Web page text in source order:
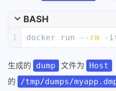
BASH
1 docker run -- rm -it
生成的 dump 文件为 Host
的 /tmp/dumps/